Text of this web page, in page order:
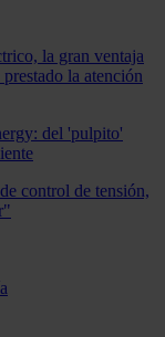
la gran ventaja
la atención
del 'pulpito'
control de tensión,